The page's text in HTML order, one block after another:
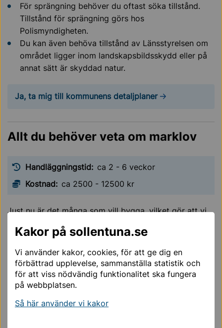
Kakor på sollentuna.se
Vi använder kakor, cookies, för att ge dig en
förbättrad upplevelse, sammanställa statistik och
för att viss nödvändig funktionalitet ska fungera
på webbplatsen.
Så här använder vi kakor
För sprängning behöver du oftast söka tillstånd.
Tillstånd för sprängning görs hos
Polismyndigheten.
Du kan även behöva tillstånd av Länsstyrelsen om
området ligger inom landskapsbildsskydd eller på
annat sätt är skyddad natur.
Ja, ta mig till kommunens detaljplaner
Allt du behöver veta om marklov
Handläggningstid: ca 2 - 6 veckor
Kostnad: ca 2500 - 12500 kr
Just nu är det många som vill bygga, vilket gör att vi
ansökan
ansökan via e-tjänst
situationsplan på en baskarta
marksektioner och elevationer